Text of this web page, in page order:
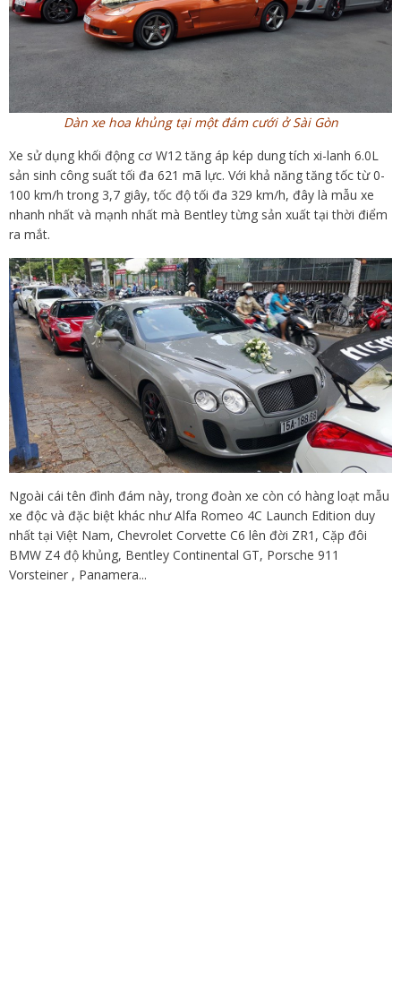
Dàn xe hoa khủng tại một đám cưới ở Sài Gòn
Xe sử dụng khối động cơ W12 tăng áp kép dung tích xi-lanh 6.0L
sản sinh công suất tối đa 621 mã lực. Với khả năng tăng tốc từ 0-
100 km/h trong 3,7 giây, tốc độ tối đa 329 km/h, đây là mẫu xe
nhanh nhất và mạnh nhất mà Bentley từng sản xuất tại thời điểm
ra mắt.
Ngoài cái tên đình đám này, trong đoàn xe còn có hàng loạt mẫu
xe độc và đặc biệt khác như Alfa Romeo 4C Launch Edition duy
nhất tại Việt Nam, Chevrolet Corvette C6 lên đời ZR1, Cặp đôi
BMW Z4 độ khủng, Bentley Continental GT, Porsche 911
Vorsteiner , Panamera...